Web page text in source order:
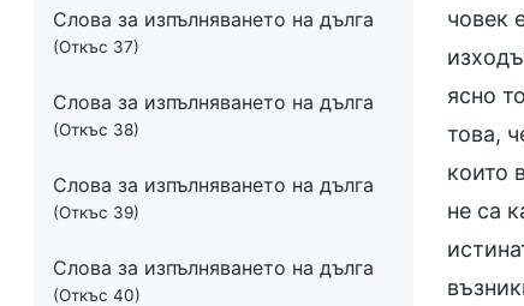
Слова за изпълняването на дълга
(Откъс 37)
Слова за изпълняването на дълга
(Откъс 38)
Слова за изпълняването на дълга
(Откъс 39)
Слова за изпълняването на дълга
(Откъс 40)
човек
ясно
това,
които
не са